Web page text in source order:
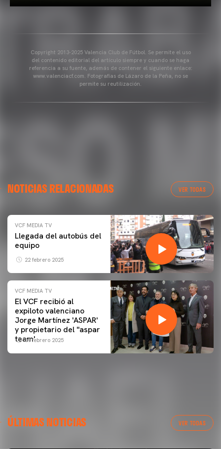
Copyright 2013-2025 Valencia Club de Fútbol. Se permite el uso
del contenido editorial del artículo siempre y cuando se haga
referencia a su fuente, además de contener el siguiente enlace:
www.valenciacf.com. Fotografías de Lázaro de la Peña, no se
permite su reutilización.
NOTICIAS RELACIONADAS VER TODAS
VCF MEDIA TV
Llegada del autobús del
equipo
22 febrero 2025
VCF MEDIA TV
El VCF recibió al
expiloto valenciano
Jorge Martínez 'ASPAR'
y propietario del ''aspar
team'
09 febrero 2025
ÚLTIMAS NOTICIAS VER TODAS